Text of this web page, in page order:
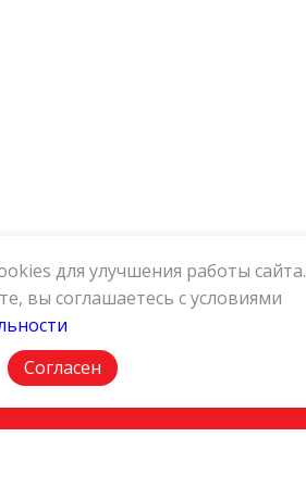
для улучшения работы сайта.
вы соглашаетесь с условиями
Согласен